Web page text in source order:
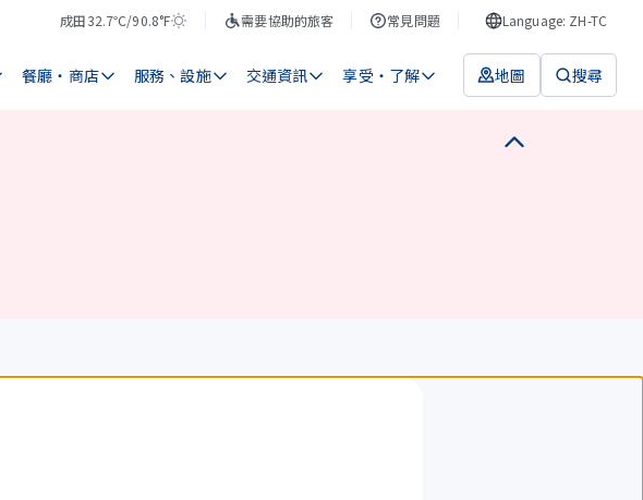
成田
氣
32.7℃/90.8°F
天
需要協助的旅客 常見問題 Language: ZH-TC
餐廳・商店 服務、設施 交通資訊 享受・了解 地圖 搜尋